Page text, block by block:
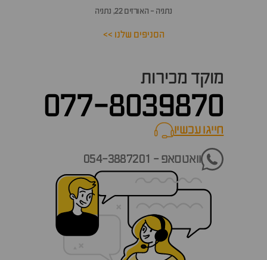
נתניה - האורזים 22, נתניה
הסניפים שלנו >>
מוקד מכירות
077-8039870
חייגו עכשיוcall now
וואטסאפ - 054-3887201